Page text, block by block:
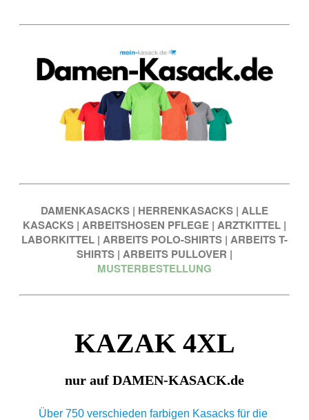
DAMENKASACKS | HERRENKASACKS | ALLE
KASACKS | ARBEITSHOSEN PFLEGE | ARZTKITTEL |
LABORKITTEL | ARBEITS POLO-SHIRTS | ARBEITS T-
SHIRTS | ARBEITS PULLOVER |
MUSTERBESTELLUNG
KAZAK 4XL
nur auf DAMEN-KASACK.de
Über 750 verschieden farbigen Kasacks für die